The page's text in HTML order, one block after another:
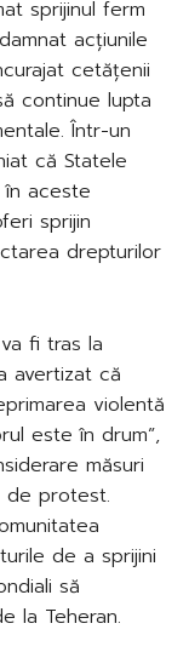
sprijinul ferm
acțiunile
cetățenii
continue lupta
Într-un
că Statele
aceste
sprijin
drepturilor
fi tras la
avertizat că
violentă
este în drum”,
măsuri
de protest.
de a sprijini
să
la Teheran.